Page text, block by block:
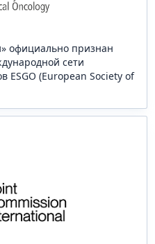
официально признан
сети
ESGO (European Society of